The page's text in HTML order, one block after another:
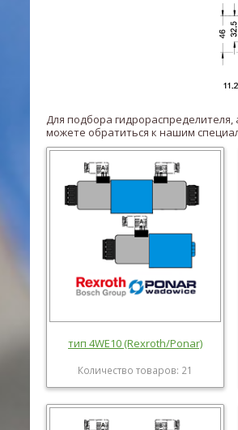
Для подбора
можете обратиться к нашим
тип 4WE10 (Rexroth/Ponar)
Количество товаров: 21